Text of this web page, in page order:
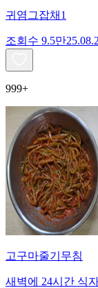
귀염그잡채1
조회수 9.5만
999+
고구마줄기무침
새벽에 24시간 식